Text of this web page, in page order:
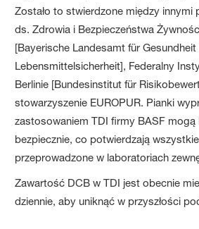
Zostało to stwierdzone między innymi
ds. Zdrowia i Bezpieczeństwa
[Bayerische Landesamt für Gesundheit
Lebensmittelsicherheit], Federalny
Berlinie [Bundesinstitut für
stowarzyszenie EUROPUR. Pianki
zastosowaniem TDI firmy BASF
bezpiecznie, co potwierdzają
przeprowadzone w laboratoriach
Zawartość DCB w TDI jest obecnie
dziennie, aby uniknąć w przyszłości